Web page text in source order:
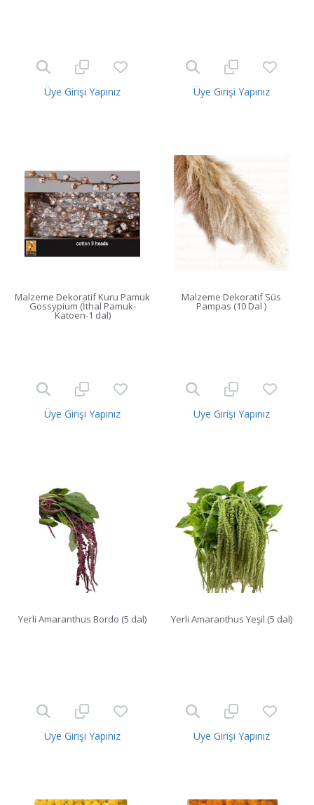
Üye Girişi Yapınız Üye Girişi Yapınız
Malzeme Dekoratif Kuru Pamuk
Gossypium (İthal Pamuk-
Katoen-1 dal)
Üye Girişi Yapınız
Malzeme Dekoratif Süs
Pampas (10 Dal )
Üye Girişi Yapınız
Yerli Amaranthus Bordo (5 dal)
Üye Girişi Yapınız
Yerli Amaranthus Yeşil (5 dal)
Üye Girişi Yapınız